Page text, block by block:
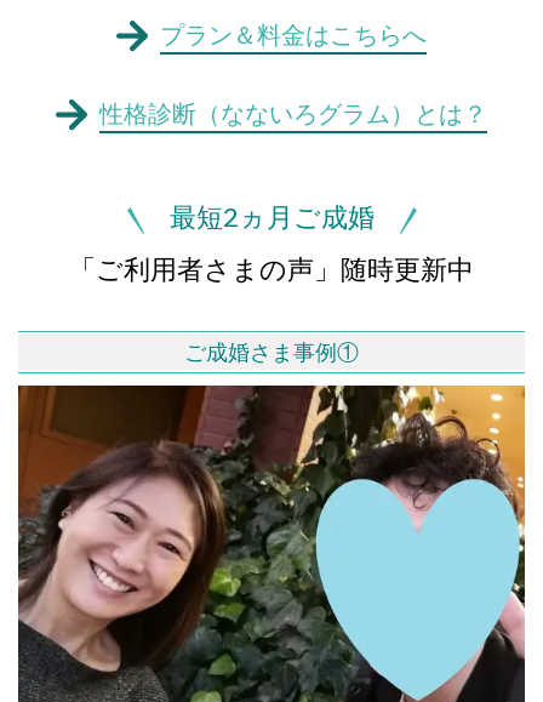
プラン＆料金はこちらへ
性格診断（なないろグラム）とは？
最短2ヵ月ご成婚
「ご利用者さまの声」随時更新中
ご成婚さま事例①